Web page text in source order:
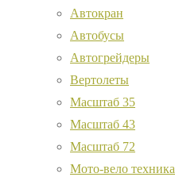
Автокран
Автобусы
Автогрейдеры
Вертолеты
Масштаб 35
Масштаб 43
Масштаб 72
Мото-вело техника